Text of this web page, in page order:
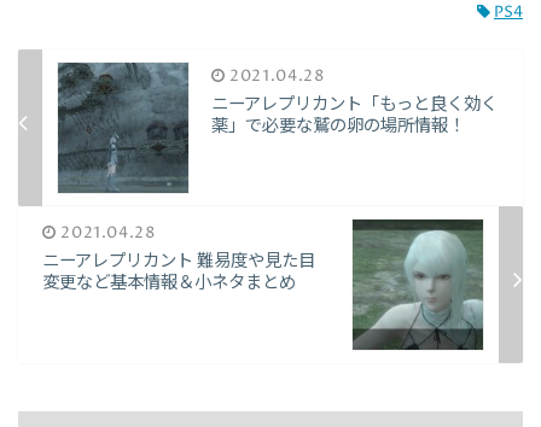
PS4
2021.04.28
ニーアレプリカント「もっと良く効く
薬」で必要な鷲の卵の場所情報！
2021.04.28
ニーアレプリカント 難易度や見た目
変更など基本情報＆小ネタまとめ